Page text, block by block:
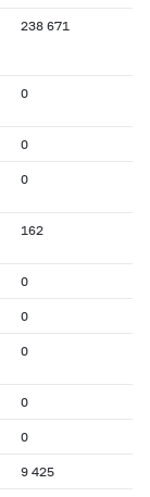
238 671
0
0
0
162
0
0
0
0
0
9 425